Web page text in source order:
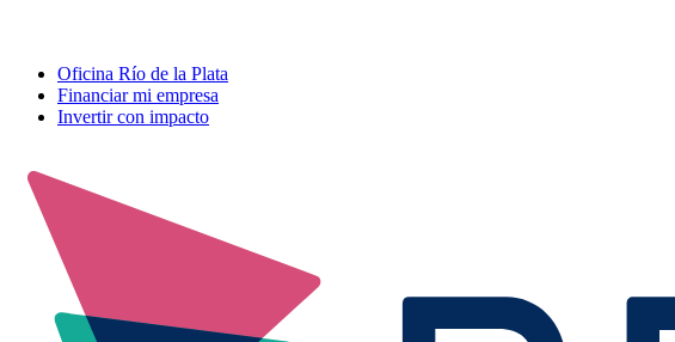
Oficina Río de la Plata
Financiar mi empresa
Invertir con impacto